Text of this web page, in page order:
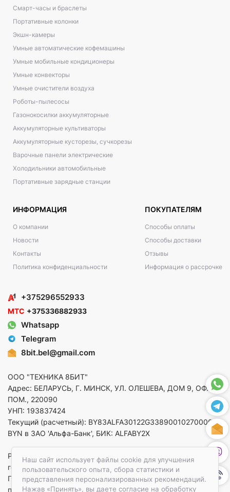
Наш сайт использует файлы cookie для улучшения
пользовательского опыта, сбора статистики и
представления персонализированных рекомендаций.
Нажав «Принять», вы даете согласие на обработку
Смарт-часы и браслеты
Портативные колонки
Экшн-камеры
Умные автоматические кофемашины
Умные мобильные кондиционеры
Умные конвекторы
Умные очистители воздуха
Роботы-пылесосы
Газонокосилки аккумуляторные
Аккумуляторные культиваторы
Аккумуляторные кусторезы, сучкорезы
Варочные панели электрические
Холодильники автомобильные
Портативные зарядные станции
ИНФОРМАЦИЯ
О компании
Новости
Контакты
Политика конфиденциальности
ПОКУПАТЕЛЯМ
Способы оплаты
Способы доставки
Отзывы
Информация о рассрочке
+375296552933
МТС +375336882933
Whatsapp
Telegram
8bit.bel@gmail.com
ООО "ТЕХНИКА 8БИТ"
Адрес: БЕЛАРУСЬ, Г. МИНСК, УЛ. ОЛЕШЕВА, ДОМ 9, ОФ. 5,
ПОМ., 220090
УНП: 193837424
Текущий (расчетный): BY83ALFA30122G33890010270000 в
BYN в ЗАО 'Альфа-Банк', БИК: ALFABY2X
Регистрация в торговом реестре от 14.08.2025 Минский
горисполком
По вопросам защиты прав потребителей
приемная:+375173783412